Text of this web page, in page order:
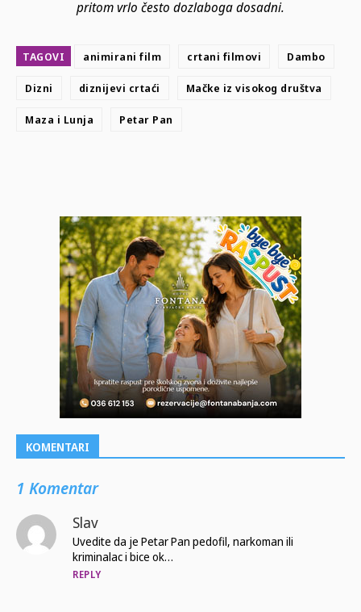
pritom vrlo često dozlaboga dosadni.
TAGOVI animirani film crtani filmovi Dambo
Dizni diznijevi crtaći Mačke iz visokog društva
Maza i Lunja Petar Pan
KOMENTARI
1 Komentar
Slav
Uvedite da je Petar Pan pedofil, narkoman ili
kriminalac i bice ok…
REPLY